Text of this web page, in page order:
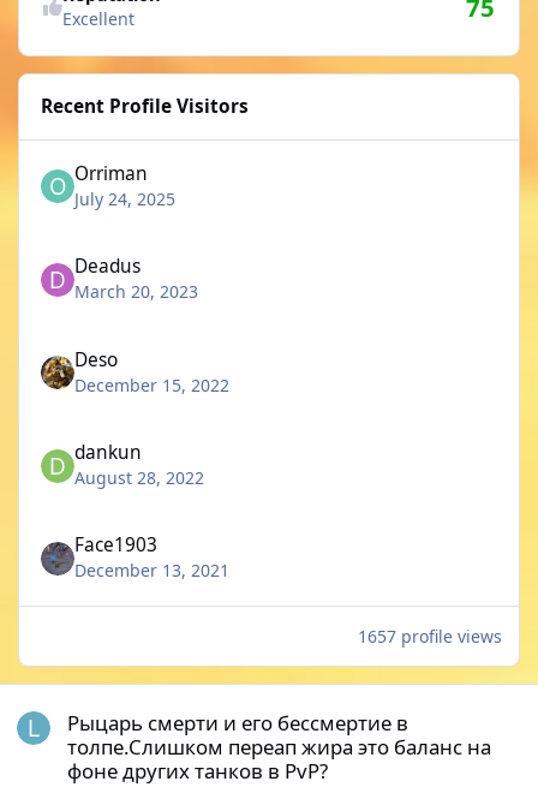
Excellent 75
Recent Profile Visitors
Orriman
July 24, 2025
Deadus
March 20, 2023
Deso
December 15, 2022
dankun
August 28, 2022
Face1903
December 13, 2021
1657 profile views
Рыцарь смерти и его бессмертие в
толпе.Слишком переап жира это баланс на
фоне других танков в PvP?